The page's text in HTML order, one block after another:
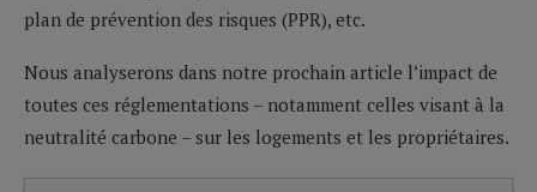
plan de prévention des risques (PPR), etc.
Nous analyserons dans notre prochain article l’impact de
toutes ces réglementations – notamment celles visant à la
neutralité carbone – sur les logements et les propriétaires.